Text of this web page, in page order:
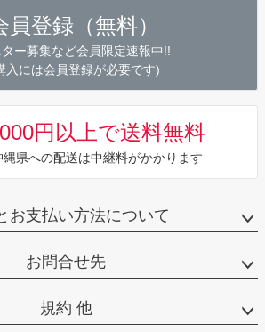
員登録（無料）
ー募集など会員限定速報中!!
入には会員登録が必要です)
円以上で送料無料
県への配送は中継料がかかります
お支払い方法について
お問合せ先
規約 他